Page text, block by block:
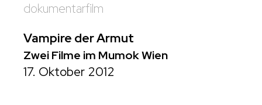
dokumentarfilm
Vampire der Armut
Zwei Filme im Mumok Wien
17. Oktober 2012